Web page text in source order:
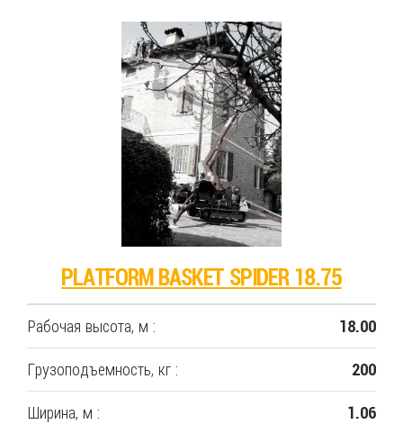
PLATFORM BASKET SPIDER 18.75
Рабочая высота, м : 18.00
Грузоподъемность, кг : 200
Ширина, м : 1.06